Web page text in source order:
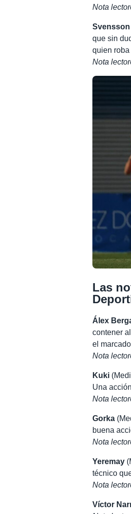
Nota
Svensson
que sin
quien
Nota
Las
Álex
contener
el
Nota
Kuki
Una
Nota
Gorka
buena
Nota
Yeremay
técnico
Nota
Víctor